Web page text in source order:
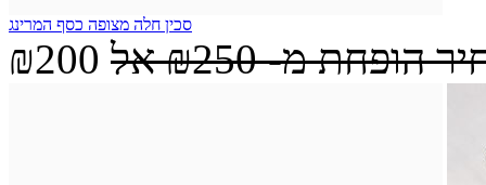
סכין חלה מצופה כסף המרינג
₪200 הופחת מ-₪250 אל